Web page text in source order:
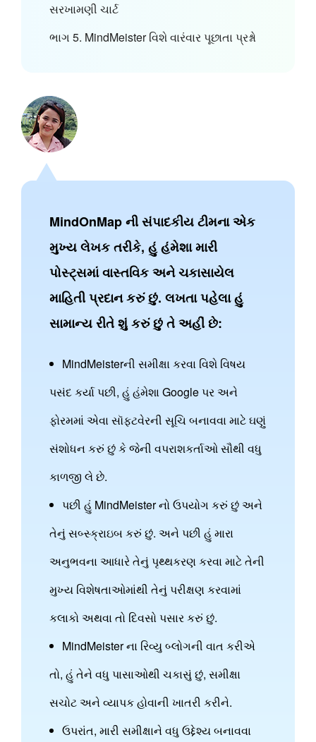
સરખામણી ચાર્ટ
ભાગ 5. MindMeister વિશે વારંવાર પૂછાતા પ્રશ્નો
MindOnMap ની સંપાદકીય ટીમના એક
મુખ્ય લેખક તરીકે, હું હંમેશા મારી
પોસ્ટ્સમાં વાસ્તવિક અને ચકાસાયેલ
માહિતી પ્રદાન કરું છું. લખતા પહેલા હું
સામાન્ય રીતે શું કરું છું તે અહીં છે:
MindMeisterની સમીક્ષા કરવા વિશે વિષય
પસંદ કર્યા પછી, હું હંમેશા Google પર અને
ફોરમમાં એવા સૉફ્ટવેરની સૂચિ બનાવવા માટે ઘણું
સંશોધન કરું છું કે જેની વપરાશકર્તાઓ સૌથી વધુ
કાળજી લે છે.
પછી હું MindMeister નો ઉપયોગ કરું છું અને
તેનું સબ્સ્ક્રાઇબ કરું છું. અને પછી હું મારા
અનુભવના આધારે તેનું પૃથ્થકરણ કરવા માટે તેની
મુખ્ય વિશેષતાઓમાંથી તેનું પરીક્ષણ કરવામાં
કલાકો અથવા તો દિવસો પસાર કરું છું.
MindMeister ના રિવ્યુ બ્લોગની વાત કરીએ
તો, હું તેને વધુ પાસાઓથી ચકાસું છું, સમીક્ષા
સચોટ અને વ્યાપક હોવાની ખાતરી કરીને.
ઉપરાંત, મારી સમીક્ષાને વધુ ઉદ્દેશ્ય બનાવવા